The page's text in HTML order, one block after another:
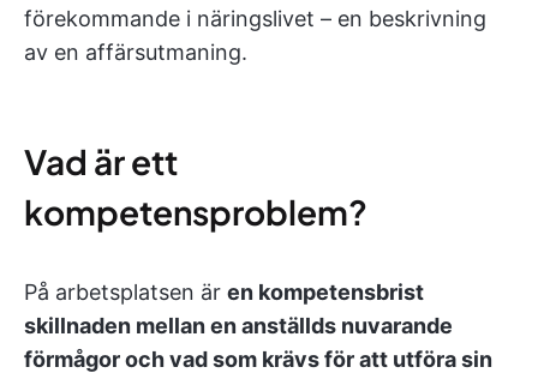
förekommande i näringslivet – en beskrivning
av en affärsutmaning.
Vad är ett
kompetensproblem?
På arbetsplatsen är en kompetensbrist
skillnaden mellan en anställds nuvarande
förmågor och vad som krävs för att utföra sin